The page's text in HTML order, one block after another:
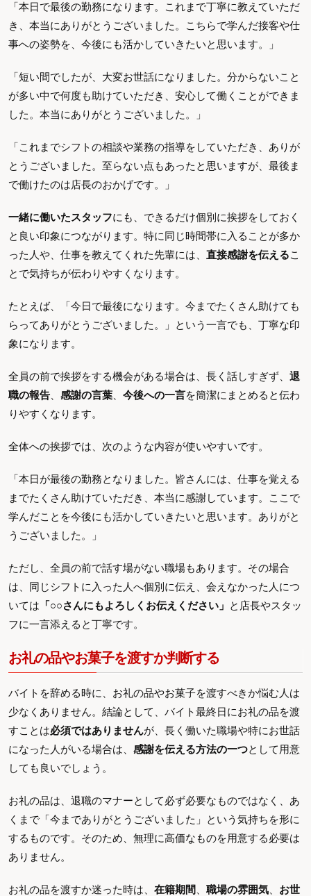
「本日で最後の勤務になります。これまで丁寧に教えていただ
き、本当にありがとうございました。こちらで学んだ接客や仕
事への姿勢を、今後にも活かしていきたいと思います。」
「短い間でしたが、大変お世話になりました。分からないこと
が多い中で何度も助けていただき、安心して働くことができま
した。本当にありがとうございました。」
「これまでシフトの相談や業務の指導をしていただき、ありが
とうございました。至らない点もあったと思いますが、最後ま
で働けたのは店長のおかげです。」
一緒に働いたスタッフにも、できるだけ個別に挨拶をしておく
と良い印象につながります。特に同じ時間帯に入ることが多か
った人や、仕事を教えてくれた先輩には、 直接感謝を伝えるこ
とで気持ちが伝わりやすくなります。
たとえば、「今日で最後になります。今までたくさん助けても
らってありがとうございました。」という一言でも、丁寧な印
象になります。
全員の前で挨拶をする機会がある場合は、長く話しすぎず、 退
職の報告、 感謝の言葉、 今後への一言を簡潔にまとめると伝わ
りやすくなります。
全体への挨拶では、次のような内容が使いやすいです。
「本日が最後の勤務となりました。皆さんには、仕事を覚える
までたくさん助けていただき、本当に感謝しています。ここで
学んだことを今後にも活かしていきたいと思います。ありがと
うございました。」
ただし、全員の前で話す場がない職場もあります。その場合
は、同じシフトに入った人へ個別に伝え、会えなかった人につ
いては 「○○さんにもよろしくお伝えください」 と店長やスタッ
フに一言添えると丁寧です。
お礼の品やお菓子を渡すか判断する
バイトを辞める時に、お礼の品やお菓子を渡すべきか悩む人は
少なくありません。結論として、バイト最終日にお礼の品を渡
すことは必須ではありませんが、長く働いた職場や特にお世話
になった人がいる場合は、 感謝を伝える方法の一つとして用意
しても良いでしょう。
お礼の品は、退職のマナーとして必ず必要なものではなく、あ
くまで「今までありがとうございました」という気持ちを形に
するものです。そのため、無理に高価なものを用意する必要は
ありません。
お礼の品を渡すか迷った時は、 在籍期間、 職場の雰囲気、 お世